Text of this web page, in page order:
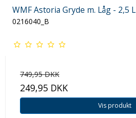
WMF Astoria Gryde m. Låg - 2,5 L
0216040_B
749,95 DKK
249,95 DKK
Vis produkt